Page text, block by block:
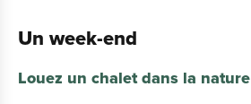
Un week-end
Louez un chalet dans la nature